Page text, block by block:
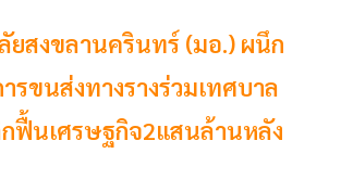
ยสงขลานครินทร์ (มอ.) ผนึก
รขนส่งทางรางร่วมเทศบาล
ฟื้นเศรษฐกิจ2แสนล้านหลัง